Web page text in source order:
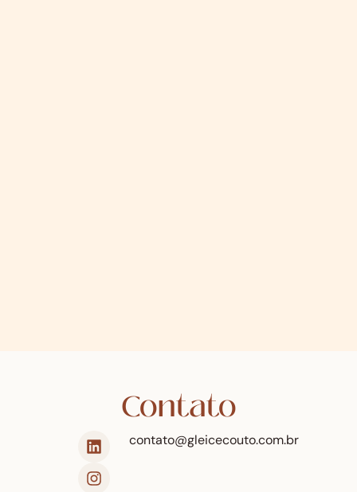
Contato
contato@gleicecouto.com.br